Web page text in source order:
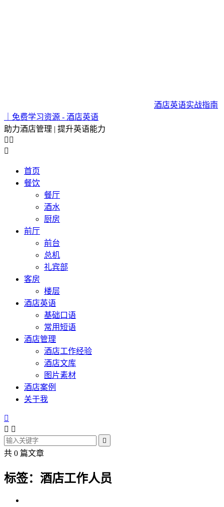
酒店英语实战指南
｜免费学习资源 - 酒店英语
助力酒店管理 | 提升英语能力
 

首页
餐饮
餐厅
酒水
厨房
前厅
前台
总机
礼宾部
客房
楼层
酒店英语
基础口语
常用短语
酒店管理
酒店工作经验
酒店文库
图片素材
酒店案例
关于我

 

共 0 篇文章
标签：酒店工作人员